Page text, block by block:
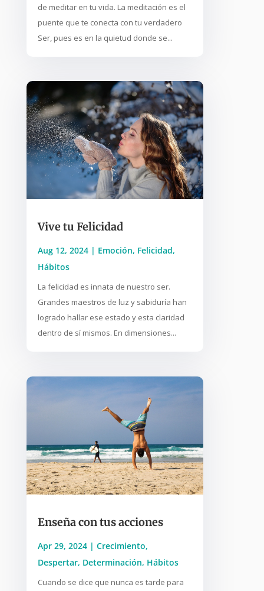
de meditar en tu vida. La meditación es el
puente que te conecta con tu verdadero
Ser, pues es en la quietud donde se...
Vive tu Felicidad
Aug 12, 2024| Emoción, Felicidad,
Hábitos
La felicidad es innata de nuestro ser.
Grandes maestros de luz y sabiduría han
logrado hallar ese estado y esta claridad
dentro de sí mismos. En dimensiones...
Enseña con tus acciones
Apr 29, 2024| Crecimiento,
Despertar, Determinación, Hábitos
Cuando se dice que nunca es tarde para